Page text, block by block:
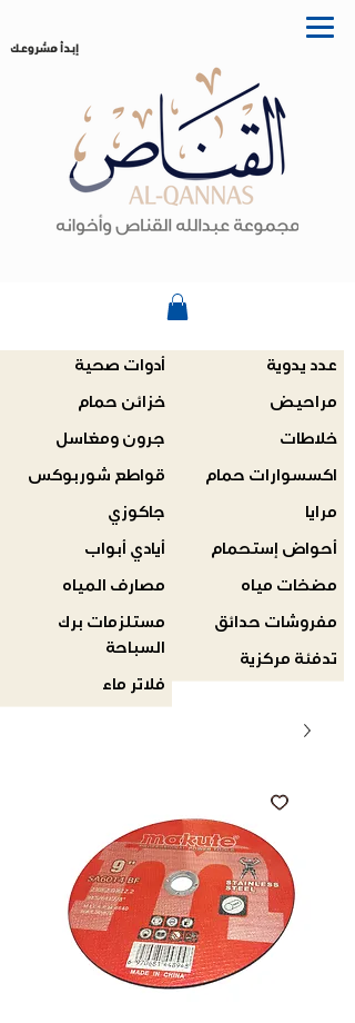
إبدأ مشروعك
أدوات صحية
خزائن حمام
جرون ومغاسل
قواطع شوربوكس
جاكوزي
أيادي أبواب
مصارف المياه
مستلزمات برك
السباحة
فلاتر ماء
عدد يدوية
مراحيض
خلاطات
اكسسوارات حمام
مرايا
أحواض إستحمام
مضخات مياه
مفروشات حدائق
تدفئة مركزية